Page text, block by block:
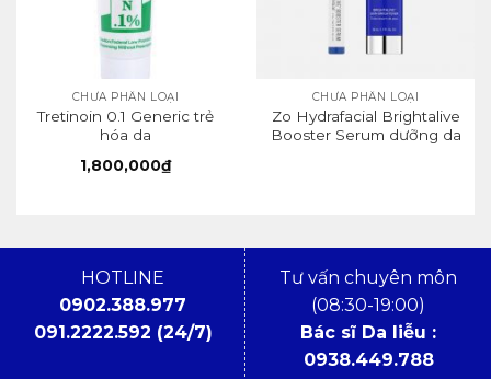
CHƯA PHÂN LOẠI
Tretinoin 0.1 Generic trẻ
hóa da
1,800,000₫
CHƯA PHÂN LOẠI
Zo Hydrafacial Brightalive
Booster Serum dưỡng da
HOTLINE
0902.388.977
091.2222.592 (24/7)
Tư vấn chuyên môn
(08:30-19:00)
Bác sĩ Da liễu :
0938.449.788